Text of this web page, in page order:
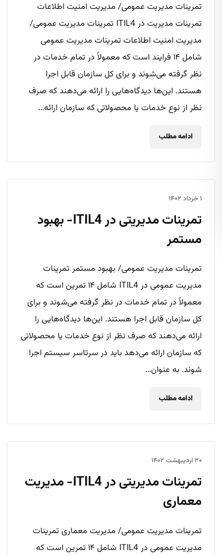
تمرینات مدیریت عمومی/ مدیریت امنیت اطلاعات
تمرینات مدیریت در ITIL4 تمرینات مدیریت عمومی/
مدیریت امنیت اطلاعات تمرینات مدیریت عمومی
شامل ۱۴ فرایند است که معمولاً در تمام خدمات در
نظر گرفته می‌شوند و برای کل سازمان قابل اجرا
هستند. این‌ها دیدگاه‌هایی را ارائه می‌دهند که صرف
نظر از نوع خدمات یا محصولاتی که سازمان ارائه...
ادامه مطلب
۱ خرداد ۱۴۰۲
تمرینات مدیریتی در ITIL4- بهبود
مستمر
تمرینات مدیریت عمومی/ بهبود مستمر تمرینات
مدیریت عمومی در ITIL4 شامل ۱۴ تمرین است که
معمولاً در تمام خدمات در نظر گرفته می‌شوند و برای
کل سازمان قابل اجرا هستند. این‌ها دیدگاه‌هایی را
ارائه می‌دهند که صرف نظر از نوع خدمات یا محصولاتی
که سازمان ارائه می‌دهد باید در سرتاسر سیستم اجرا
شوند. به عنوان...
ادامه مطلب
۳۰ اردیبهشت ۱۴۰۲
تمرینات مدیریتی در ITIL4- مدیریت
معماری
تمرینات مدیریت عمومی/ مدیریت معماری تمرینات
مدیریت عمومی در ITIL4 شامل ۱۴ تمرین است که